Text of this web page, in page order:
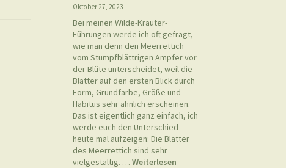
Oktober 27, 2023
Bei meinen Wilde-Kräuter-
Führungen werde ich oft gefragt,
wie man denn den Meerrettich
vom Stumpfblättrigen Ampfer vor
der Blüte unterscheidet, weil die
Blätter auf den ersten Blick durch
Form, Grundfarbe, Größe und
Habitus sehr ähnlich erscheinen.
Das ist eigentlich ganz einfach, ich
werde euch den Unterschied
heute mal aufzeigen: Die Blätter
des Meerrettich sind sehr
vielgestaltig. …Weiterlesen